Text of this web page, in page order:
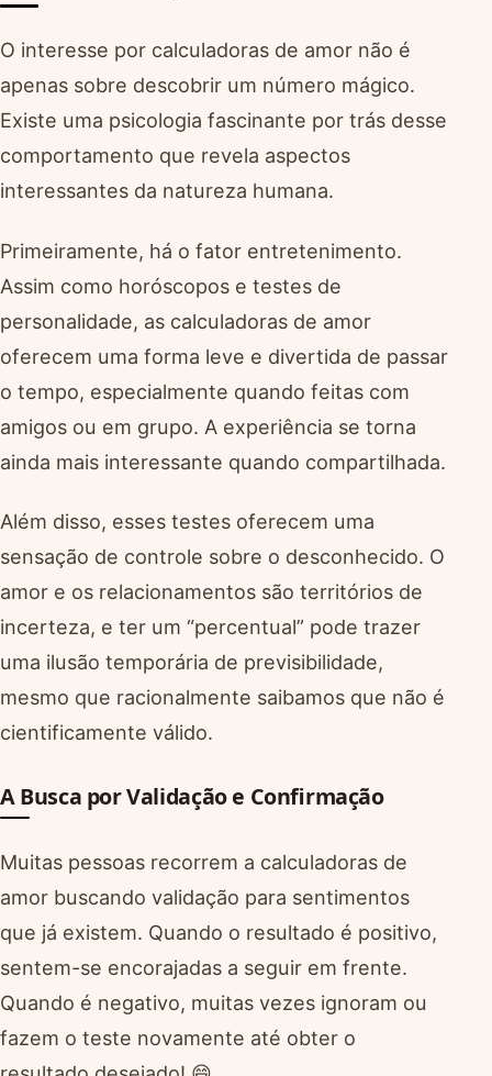
O interesse por calculadoras de amor não é
apenas sobre descobrir um número mágico.
Existe uma psicologia fascinante por trás desse
comportamento que revela aspectos
interessantes da natureza humana.
Primeiramente, há o fator entretenimento.
Assim como horóscopos e testes de
personalidade, as calculadoras de amor
oferecem uma forma leve e divertida de passar
o tempo, especialmente quando feitas com
amigos ou em grupo. A experiência se torna
ainda mais interessante quando compartilhada.
Além disso, esses testes oferecem uma
sensação de controle sobre o desconhecido. O
amor e os relacionamentos são territórios de
incerteza, e ter um “percentual” pode trazer
uma ilusão temporária de previsibilidade,
mesmo que racionalmente saibamos que não é
cientificamente válido.
A Busca por Validação e Confirmação
Muitas pessoas recorrem a calculadoras de
amor buscando validação para sentimentos
que já existem. Quando o resultado é positivo,
sentem-se encorajadas a seguir em frente.
Quando é negativo, muitas vezes ignoram ou
fazem o teste novamente até obter o